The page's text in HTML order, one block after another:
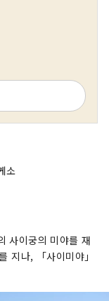
소
사이궁의 미야를 재
지나, 「사이미야」